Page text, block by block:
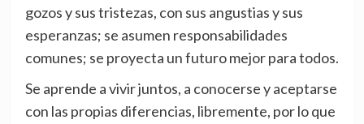
gozos y sus tristezas, con sus angustias y sus
esperanzas; se asumen responsabilidades
comunes; se proyecta un futuro mejor para todos.
Se aprende a vivir juntos, a conocerse y aceptarse
con las propias diferencias, libremente, por lo que